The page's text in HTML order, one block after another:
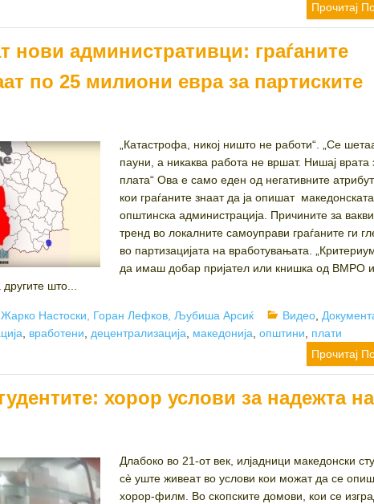
Прочитај
нови административци: граѓаните
по 25 милиони евра за партиските
„Катастрофа, никој ништо не работи“. „Се
пауни, а никаква работа не вршат. Нишај врата
плата“ Ова е само еден од негативните
кои граѓаните знаат да ја опишат македонската
општинска администрација. Причините за
тренд во локалните самоуправи граѓаните ги
во партизацијата на вработувањата.
да имаш добар пријател или книшка од ВМРО и
што...
Author
Жарко Настоски, Горан Лефков, Љубиша Арсиќ Categories
Видео
вработени децентрализација македонија ,општини
плати
Прочитај
хорор услови за надежта на
Длабоко во 21-от век, илјадници македонски
сè уште живеат во услови кои можат да се
хорор-филм. Во скопските домови, кои се